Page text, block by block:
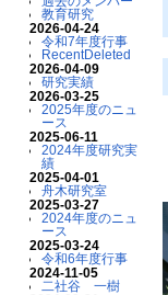
教育研究
2026-04-24
令和7年度行事
RecentDeleted
2026-04-09
研究実績
2026-03-25
2025年度のニュ
ース
2025-06-11
2024年度研究実
績
2025-04-01
舟木研究室
2025-03-27
2024年度のニュ
ース
2025-03-24
令和6年度行事
2024-11-05
二社谷 一樹